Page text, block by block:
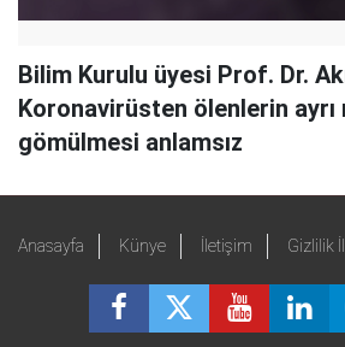
Bilim Kurulu üyesi Prof. Dr.
Koronavirüsten ölenlerin ayrı
gömülmesi anlamsız
Anasayfa Künye İletişim Gizlilik